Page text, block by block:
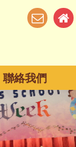
聯絡我們